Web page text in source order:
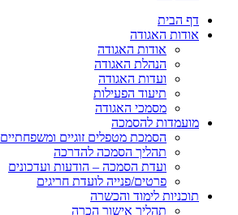
דף הבית
אודות האגודה
אודות האגודה
הנהלת האגודה
ועדות האגודה
תיעוד הפעילות
מסמכי האגודה
מועמדות להסמכה
הסמכת מטפלים זוגיים ומשפחתיים
תהליך הסמכה להדרכה
ועדת הסמכה – הודעות ועדכונים
פרטים/פנייה לועדת חריגים
תוכניות לימוד והכשרה
תהליך אישור הכרה